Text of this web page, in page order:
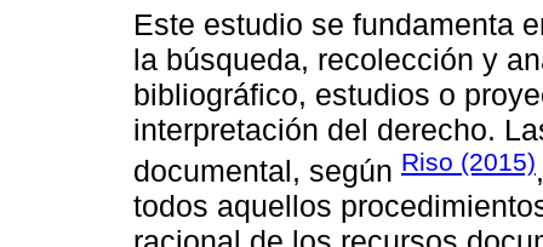
Este estudio se fundamenta
la búsqueda, recolección y
bibliográfico, estudios o
interpretación del derecho.
documental, según Riso (2015)
todos aquellos